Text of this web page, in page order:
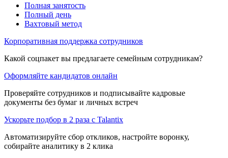
Полная занятость
Полный день
Вахтовый метод
Корпоративная поддержка сотрудников
Какой соцпакет вы предлагаете семейным сотрудникам?
Оформляйте кандидатов онлайн
Проверяйте сотрудников и подписывайте кадровые
документы без бумаг и личных встреч
Ускорьте подбор в 2 раза с Talantix
Автоматизируйте сбор откликов, настройте воронку,
собирайте аналитику в 2 клика